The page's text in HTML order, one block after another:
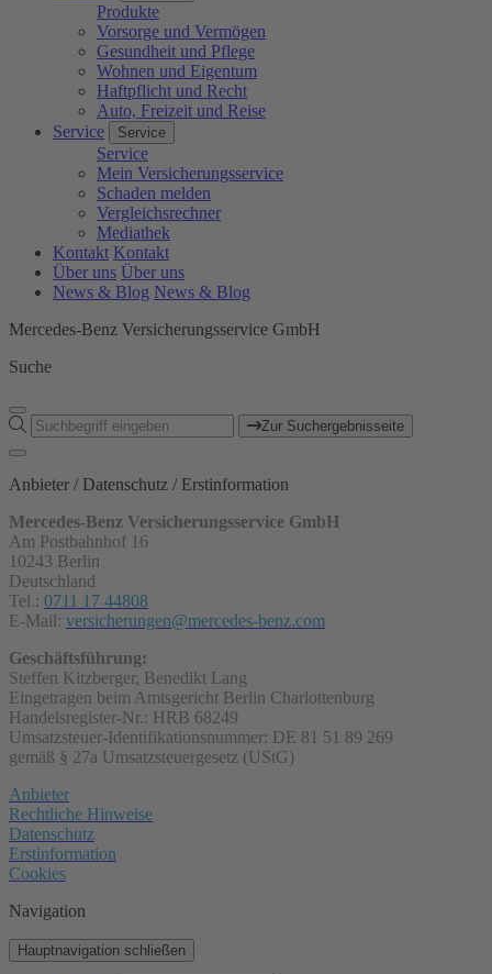
Produkte
Vorsorge und Vermögen
Gesundheit und Pflege
Wohnen und Eigentum
Haftpflicht und Recht
Auto, Freizeit und Reise
Service
Service
Service
Mein Versicherungsservice
Schaden melden
Vergleichsrechner
Mediathek
Kontakt Kontakt
Über uns Über uns
News & Blog News & Blog
Mercedes-Benz Versicherungsservice GmbH
Suche
Zur Suchergebnisseite
Anbieter / Datenschutz / Erstinformation
Mercedes-Benz Versicherungsservice GmbH
Am Postbahnhof 16
10243 Berlin
Deutschland
Tel.: 0711 17 44808
E-Mail: versicherungen@mercedes-benz.com
Geschäftsführung:
Steffen Kitzberger, Benedikt Lang
Eingetragen beim Amtsgericht Berlin Charlottenburg
Handelsregister-Nr.: HRB 68249
Umsatzsteuer-Identifikationsnummer: DE 81 51 89 269
gemäß § 27a Umsatzsteuergesetz (UStG)
Anbieter
Rechtliche Hinweise
Datenschutz
Erstinformation
Cookies
Navigation
Hauptnavigation schließen